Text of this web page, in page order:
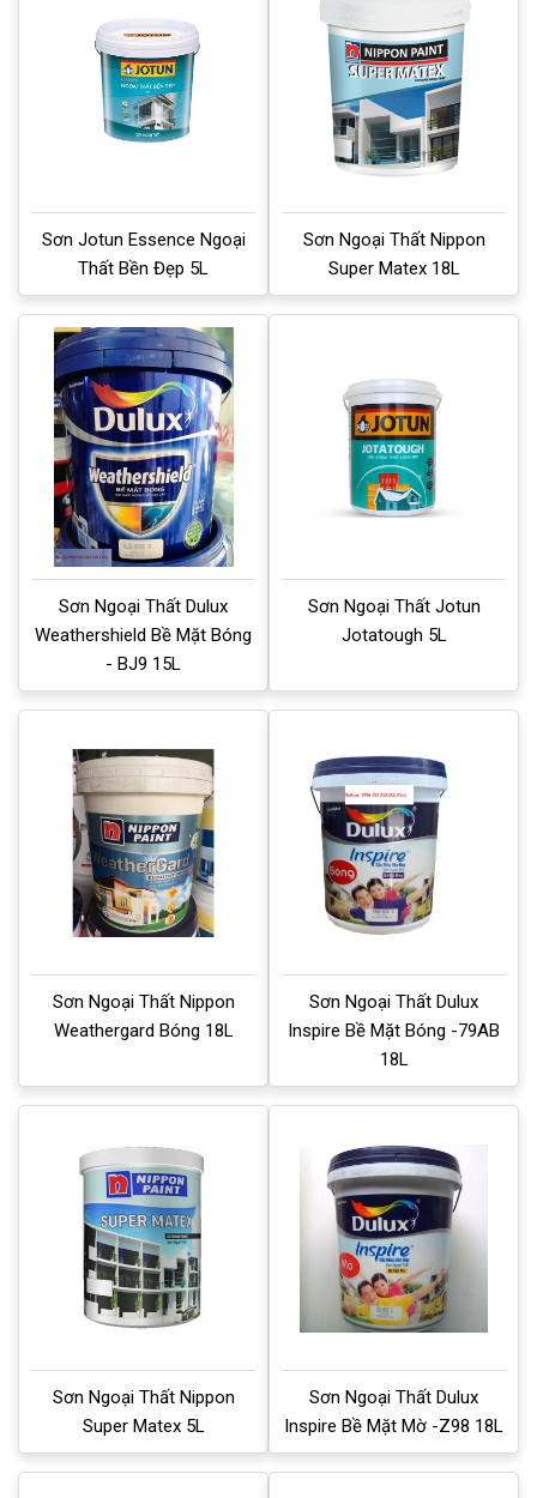
Sơn Jotun Essence Ngoại
Thất Bền Đẹp 5L
Sơn Ngoại Thất Nippon
Super Matex 18L
Sơn Ngoại Thất Dulux
Weathershield Bề Mặt Bóng
- BJ9 15L
Sơn Ngoại Thất Jotun
Jotatough 5L
Sơn Ngoại Thất Nippon
Weathergard Bóng 18L
Sơn Ngoại Thất Dulux
Inspire Bề Mặt Bóng -79AB
18L
Sơn Ngoại Thất Nippon
Super Matex 5L
Sơn Ngoại Thất Dulux
Inspire Bề Mặt Mờ -Z98 18L